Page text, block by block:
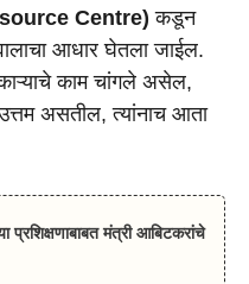
Centre) कडून
आधार घेतला जाईल.
काम चांगले असेल,
उत्तम असतील, त्यांनाच आता
प्रशिक्षणाबाबत मंत्री आबिटकरांचे